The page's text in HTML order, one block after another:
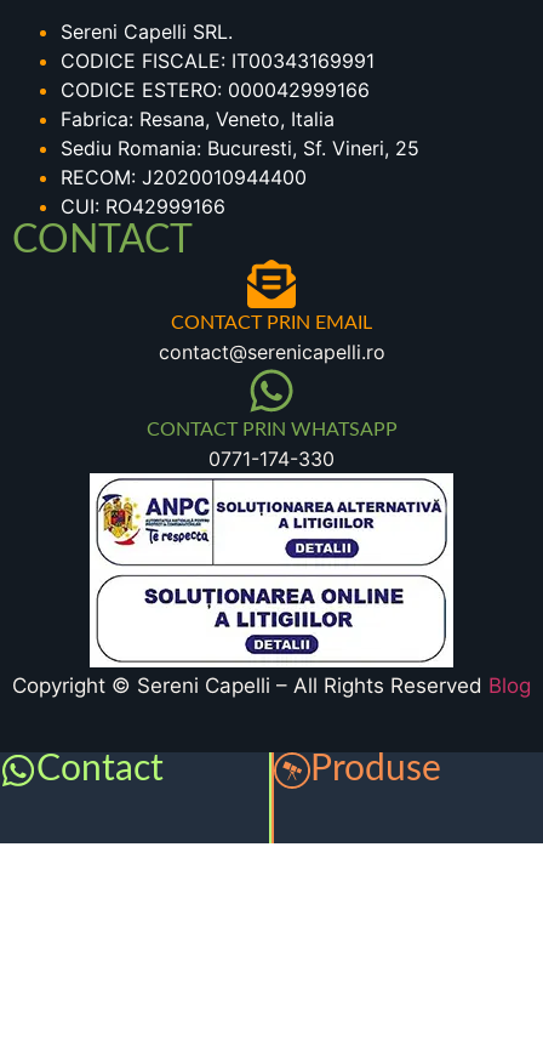
Sereni Capelli SRL.
CODICE FISCALE: IT00343169991
CODICE ESTERO: 000042999166
Fabrica: Resana, Veneto, Italia
Sediu Romania: Bucuresti, Sf. Vineri, 25
RECOM: J2020010944400
CUI: RO42999166
CONTACT
CONTACT PRIN EMAIL
contact@serenicapelli.ro
CONTACT PRIN WHATSAPP
0771-174-330
Copyright © Sereni Capelli – All Rights Reserved Blog
Contact Produse